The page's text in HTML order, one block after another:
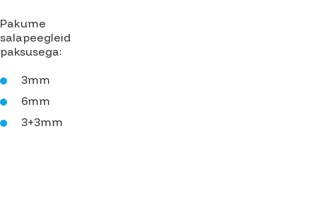
Pakume
salapeegleid
paksusega:
3mm
6mm
3+3mm